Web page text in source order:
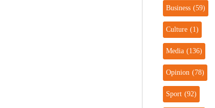
Business(59)
Culture(1)
Media(136)
Opinion(78)
Sport(92)